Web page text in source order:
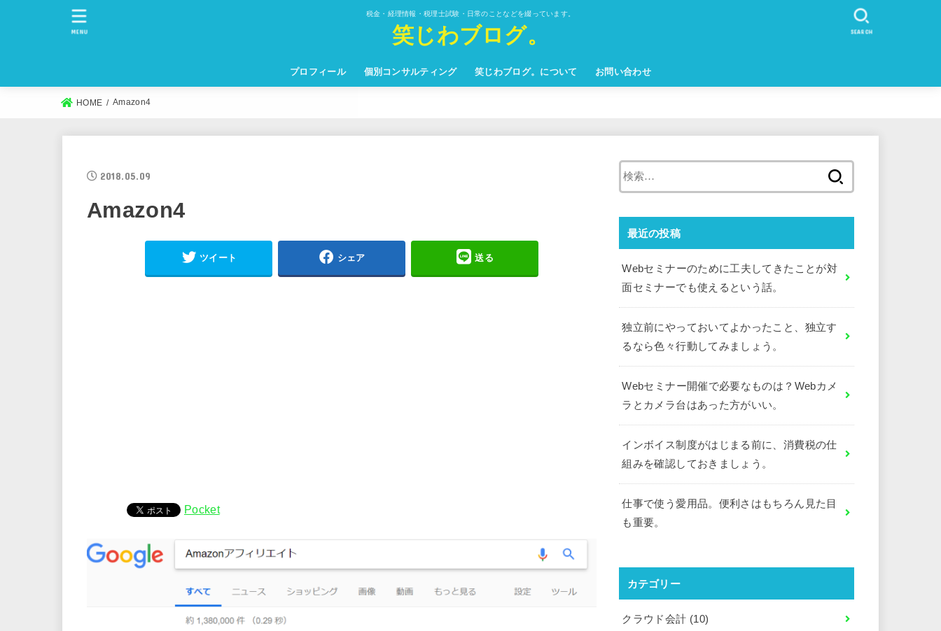
税金・経理情報・税理士試験・日常のことなどを綴っています。
笑じわブログ。
プロフィール 個別コンサルティング 笑じわブログ。について お問い合わせ
SEARCH
MENU
HOME Amazon4
2018.05.09
Amazon4
ツイート シェア 送る
Pocket
最近の投稿
Webセミナーのために工夫してきたことが対
面セミナーでも使えるという話。
独立前にやっておいてよかったこと、独立す
るなら色々行動してみましょう。
Webセミナー開催で必要なものは？Webカメ
ラとカメラ台はあった方がいい。
インボイス制度がはじまる前に、消費税の仕
組みを確認しておきましょう。
仕事で使う愛用品。便利さはもちろん見た目
も重要。
カテゴリー
クラウド会計 (10)